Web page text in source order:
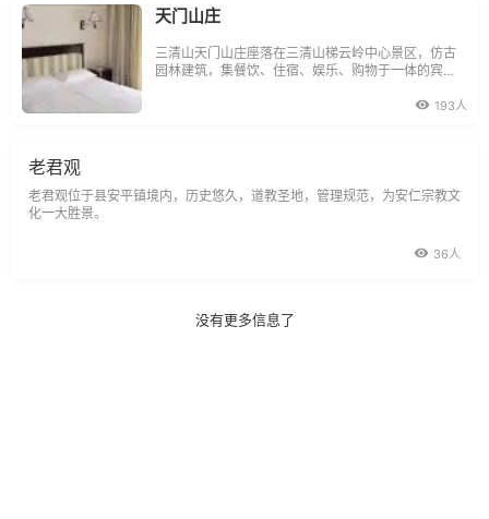
天门山庄
三清山天门山庄座落在三清山梯云岭中心景区，仿古
园林建筑，集餐饮、住宿、娱乐、购物于一体的宾
193人
老君观
老君观位于县安平镇境内，历史悠久，道教圣地，管理规范，为安仁宗教文
化一大胜景。
36人
没有更多信息了